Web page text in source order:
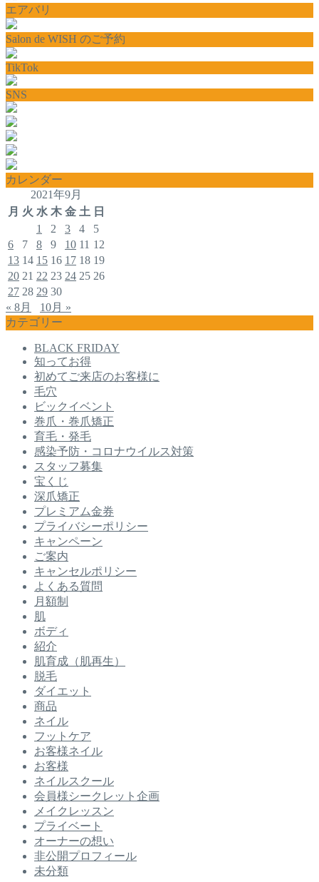
エアバリ
Salon de WISH のご予約
TikTok
SNS
カレンダー
2021年9月
月 火 水 木 金 土 日
1
2 3 4
5
6
7 8 9 10 11 12
13 14 15 16 17 18 19
20 21 22 23 24 25 26
27 28 29 30
« 8月
10月 »
カテゴリー
BLACK FRIDAY
知ってお得
初めてご来店のお客様に
毛穴
ビックイベント
巻爪・巻爪矯正
育毛・発毛
感染予防・コロナウイルス対策
スタッフ募集
宝くじ
深爪矯正
プレミアム金券
プライバシーポリシー
キャンペーン
ご案内
キャンセルポリシー
よくある質問
月額制
肌
ボディ
紹介
肌育成（肌再生）
脱毛
ダイエット
商品
ネイル
フットケア
お客様ネイル
お客様
ネイルスクール
会員様シークレット企画
メイクレッスン
プライベート
オーナーの想い
非公開プロフィール
未分類